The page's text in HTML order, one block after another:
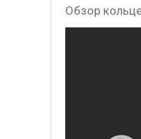
Обзор